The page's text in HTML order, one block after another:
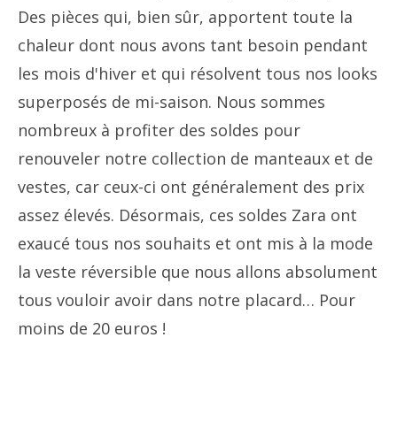
Des pièces qui, bien sûr, apportent toute la
chaleur dont nous avons tant besoin pendant
les mois d'hiver et qui résolvent tous nos looks
superposés de mi-saison. Nous sommes
nombreux à profiter des soldes pour
renouveler notre collection de manteaux et de
vestes, car ceux-ci ont généralement des prix
assez élevés. Désormais, ces soldes Zara ont
exaucé tous nos souhaits et ont mis à la mode
la veste réversible que nous allons absolument
tous vouloir avoir dans notre placard… Pour
moins de 20 euros !